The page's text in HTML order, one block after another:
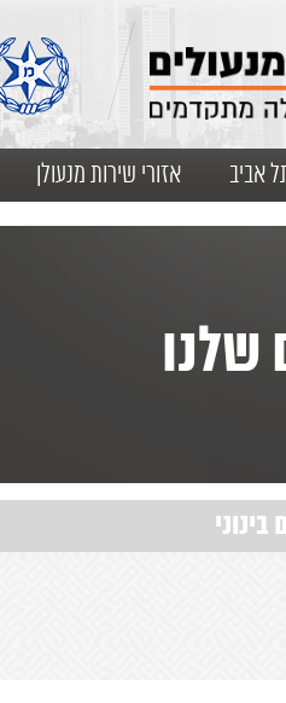
אביב אזורי שירות מנעולן
שלנו